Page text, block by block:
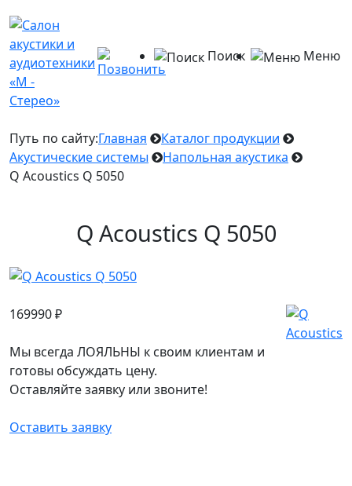
Меню
Поиск
Путь по сайту:Главная
Каталог продукции
Акустические системы
Напольная акустика
Q Acoustics Q 5050
Q Acoustics Q 5050
169990₽
Мы всегда ЛОЯЛЬНЫ к своим клиентам и
готовы обсуждать цену.
Оставляйте заявку или звоните!
Оставить заявку